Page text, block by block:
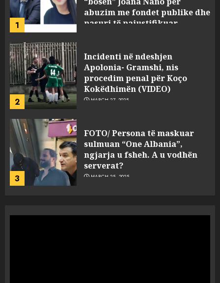
2
Kokëdhimën (VIDEO)
MARCH 27, 2025
3
FOTO/ Persona të maskuar
sulmuan “One Albania”,
ngjarja u fsheh. A u vodhën
serverat?
MARCH 25, 2025
4
Prokuroria jep pretencën, ja
çfarë dënimi kërkon për
Mariela dhe Antonela
Berishën
MARCH 25, 2025